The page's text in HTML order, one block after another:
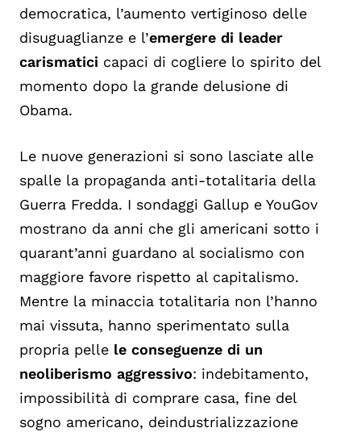
democratica, l’aumento vertiginoso delle
disuguaglianze e l’emergere di leader
carismatici capaci di cogliere lo spirito del
momento dopo la grande delusione di
Obama.
Le nuove generazioni si sono lasciate alle
spalle la propaganda anti-totalitaria della
Guerra Fredda. I sondaggi Gallup e YouGov
mostrano da anni che gli americani sotto i
quarant’anni guardano al socialismo con
maggiore favore rispetto al capitalismo.
Mentre la minaccia totalitaria non l’hanno
mai vissuta, hanno sperimentato sulla
propria pelle le conseguenze di un
neoliberismo aggressivo: indebitamento,
impossibilità di comprare casa, fine del
sogno americano, deindustrializzazione